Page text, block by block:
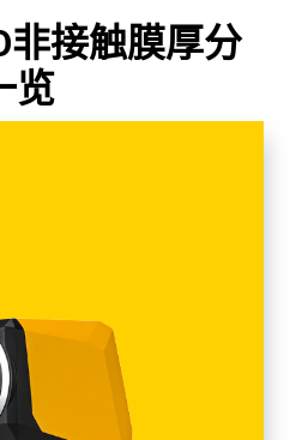
非接触膜厚分
览